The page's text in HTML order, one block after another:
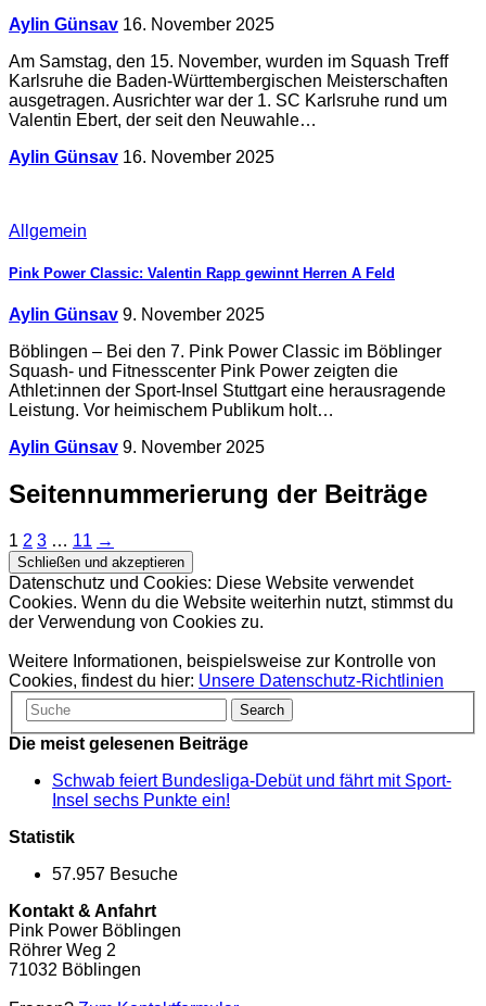
Aylin Günsav 16. November 2025
Am Samstag, den 15. November, wurden im Squash Treff
Karlsruhe die Baden-Württembergischen Meisterschaften
ausgetragen. Ausrichter war der 1. SC Karlsruhe rund um
Valentin Ebert, der seit den Neuwahle…
Aylin Günsav 16. November 2025
Allgemein
Pink Power Classic: Valentin Rapp gewinnt Herren A Feld
Aylin Günsav 9. November 2025
Böblingen – Bei den 7. Pink Power Classic im Böblinger
Squash- und Fitnesscenter Pink Power zeigten die
Athlet:innen der Sport-Insel Stuttgart eine herausragende
Leistung. Vor heimischem Publikum holt…
Aylin Günsav 9. November 2025
Seitennummerierung der Beiträge
1 2 3 … 11 →
Datenschutz und Cookies: Diese Website verwendet
Cookies. Wenn du die Website weiterhin nutzt, stimmst du
der Verwendung von Cookies zu.
Weitere Informationen, beispielsweise zur Kontrolle von
Cookies, findest du hier: Unsere Datenschutz-Richtlinien
Die meist gelesenen Beiträge
Schwab feiert Bundesliga-Debüt und fährt mit Sport-
Insel sechs Punkte ein!
Statistik
57.957 Besuche
Kontakt & Anfahrt
Pink Power Böblingen
Röhrer Weg 2
71032 Böblingen